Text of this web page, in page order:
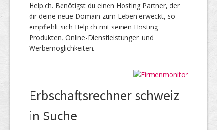
Help.ch. Benötigst du einen Hosting Partner, der
dir deine neue Domain zum Leben erweckt, so
empfiehlt sich Help.ch mit seinen Hosting-
Produkten, Online-Dienstleistungen und
Werbemöglichkeiten.
Erbschaftsrechner schweiz
in Suche